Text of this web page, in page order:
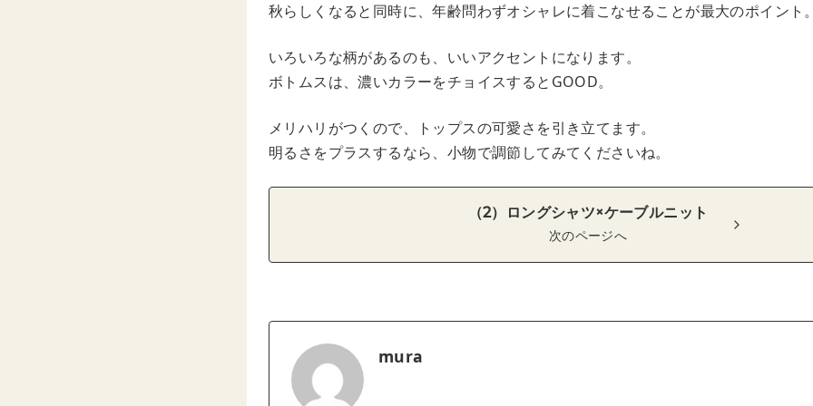
秋らしくなると同時に、年齢問わずオシャレに着こなせることが最大のポイント
いろいろな柄があるのも、いいアクセントになります。
ボトムスは、濃いカラーをチョイスするとGOOD。
メリハリがつくので、トップスの可愛さを引き立てます。
明るさをプラスするなら、小物で調節してみてくださいね。
（2）ロングシャツ×ケーブルニット
次のページへ
mura